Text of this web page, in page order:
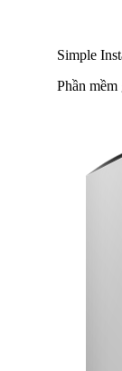
Simple
Phần